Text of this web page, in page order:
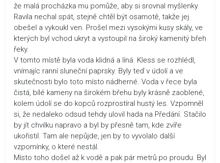
že malá procházka mu pomůže, aby si srovnal myšlenky.
Ravila nechal spát, stejně chtěl být osamotě, takže jej
obešel a vykoukl ven. Prošel mezi vysokými kusy skály, ve
kterých byl vchod ukryt a vystoupil na široký kamenitý břeh
řeky.
V tomto místě byla voda klidná a líná. Kless se rozhlédl,
vnímajíc ranní sluneční paprsky. Byly teď v údolí a ve
skutečnosti bylo toto místo nádherné. Voda v řece byla
čistá, bílé kameny na širokém břehu byly krásně zaoblené,
kolem údolí se do kopců rozprostíral hustý les. Vzpomněl
si, že nedaleko odsud tehdy ulovil hada na Předání. Stačilo
by jít chvilku napravo a byl by přesně tam, kde zvíře
ukořistil. Tam ale nepůjde, jen by to vyvolalo další
vzpomínky, o které nestál.
Místo toho došel až k vodě a pak pár metrů po proudu. Byl